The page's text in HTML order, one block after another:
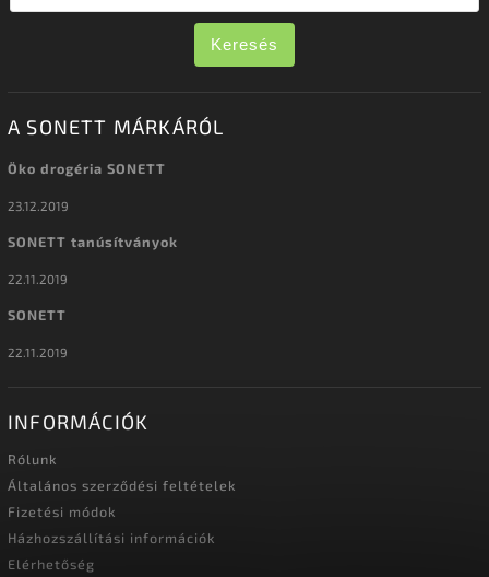
Keresés
A SONETT MÁRKÁRÓL
Öko drogéria SONETT
23.12.2019
SONETT tanúsítványok
22.11.2019
SONETT
22.11.2019
INFORMÁCIÓK
Rólunk
Általános szerződési feltételek
Fizetési módok
Házhozszállítási információk
Elérhetőség